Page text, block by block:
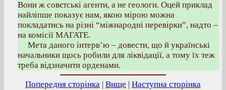
Вони ж совєтські агенти, а не геологи. Оцей приклад
найліпше показує нам, якою мірою можна
покладатись на різні “міжнародні перевірки”, надто –
на комісії МАГАТЕ.
Мета даного інтерв’ю – довести, що й українські
начальники щось робили для ліквідації, а тому їх теж
треба відзначити орденами.
Попередня сторінка | Вище | Наступна сторінка